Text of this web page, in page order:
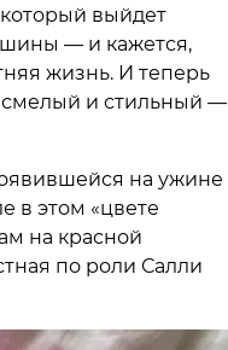
выйдет
— и кажется,
жизнь. И теперь
смелый и стильный —
на ужине
в этом «цвете
на красной
по роли Салли